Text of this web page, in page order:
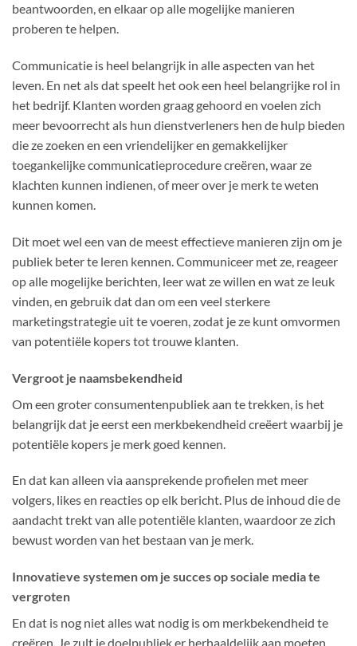
beantwoorden, en elkaar op alle mogelijke manieren
proberen te helpen.
Communicatie is heel belangrijk in alle aspecten van het
leven. En net als dat speelt het ook een heel belangrijke rol in
het bedrijf. Klanten worden graag gehoord en voelen zich
meer bevoorrecht als hun dienstverleners hen de hulp bieden
die ze zoeken en een vriendelijker en gemakkelijker
toegankelijke communicatieprocedure creëren, waar ze
klachten kunnen indienen, of meer over je merk te weten
kunnen komen.
Dit moet wel een van de meest effectieve manieren zijn om je
publiek beter te leren kennen. Communiceer met ze, reageer
op alle mogelijke berichten, leer wat ze willen en wat ze leuk
vinden, en gebruik dat dan om een veel sterkere
marketingstrategie uit te voeren, zodat je ze kunt omvormen
van potentiële kopers tot trouwe klanten.
Vergroot je naamsbekendheid
Om een groter consumentenpubliek aan te trekken, is het
belangrijk dat je eerst een merkbekendheid creëert waarbij je
potentiële kopers je merk goed kennen.
En dat kan alleen via aansprekende profielen met meer
volgers, likes en reacties op elk bericht. Plus de inhoud die de
aandacht trekt van alle potentiële klanten, waardoor ze zich
bewust worden van het bestaan van je merk.
Innovatieve systemen om je succes op sociale media te
vergroten
En dat is nog niet alles wat nodig is om merkbekendheid te
creëren. Je zult je doelpubliek er herhaaldelijk aan moeten